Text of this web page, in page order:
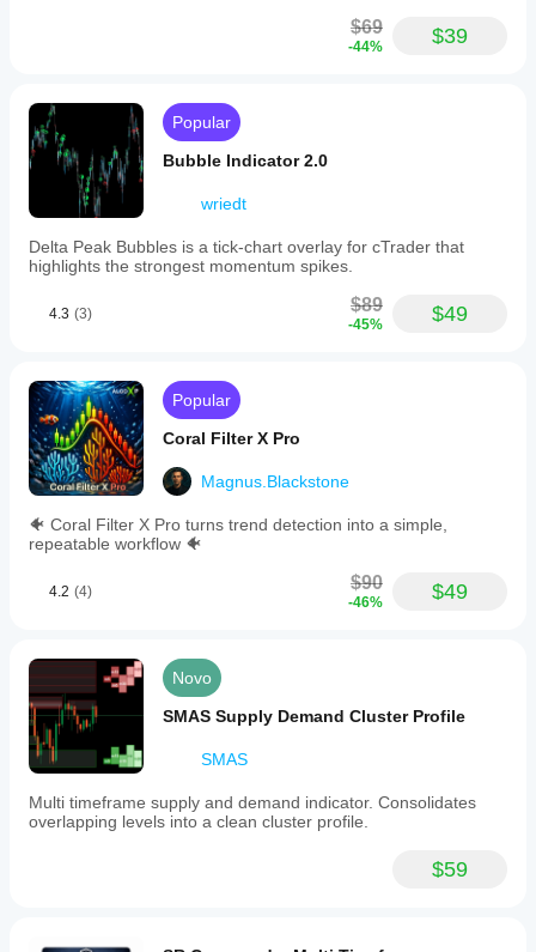
$69
-44% $39
Popular
Bubble Indicator 2.0
wriedt
Delta Peak Bubbles is a tick‑chart overlay for cTrader that
highlights the strongest momentum spikes.
4.3 (3) $89
-45% $49
Popular
Coral Filter X Pro
Magnus.Blackstone
🐠 Coral Filter X Pro turns trend detection into a simple,
repeatable workflow 🐠
4.2 (4) $90
-46% $49
Novo
SMAS Supply Demand Cluster Profile
SMAS
Multi timeframe supply and demand indicator. Consolidates
overlapping levels into a clean cluster profile.
$59